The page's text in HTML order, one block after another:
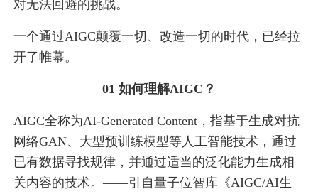
对无法回避的挑战。
一个通过AIGC颠覆一切、改造一切的时代，已经拉
开了帷幕。
01 如何理解AIGC？
AIGC全称为AI-Generated Content，指基于生成对抗
网络GAN、大型预训练模型等人工智能技术，通过
已有数据寻找规律，并通过适当的泛化能力生成相
关内容的技术。——引自量子位智库《AIGC/AI生